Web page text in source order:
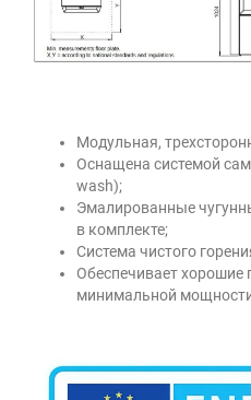
Модульная,
Оснащена системой
wash);
Эмалированные
в комплекте;
Система чистого
Обеспечивает
минимальной